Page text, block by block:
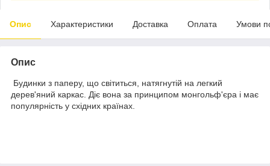
Опис Характеристики Доставка Оплата Умови
Опис
Будинки з паперу, що світиться, натягнутій на легкий
дерев'яний каркас. Діє вона за принципом монгольф'єра і має
популярність у східних країнах.